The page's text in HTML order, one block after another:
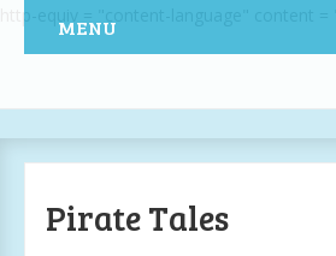
MENU
Pirate Tales